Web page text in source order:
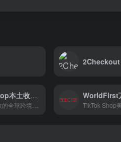
2Checkout
TikTok Shop本土收款-连连国际 WorldFirst